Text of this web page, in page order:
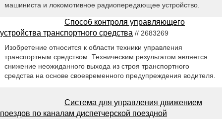
машиниста и локомотивное радиопередающее устройство.
Способ контроля управляющего
устройства транспортного средства // 2683269
Изобретение относится к области техники управления
транспортным средством. Техническим результатом является
снижение неожиданного выхода из строя транспортного
средства на основе своевременного предупреждения водителя.
Система для управления движением
поездов по каналам диспетчерской поездной